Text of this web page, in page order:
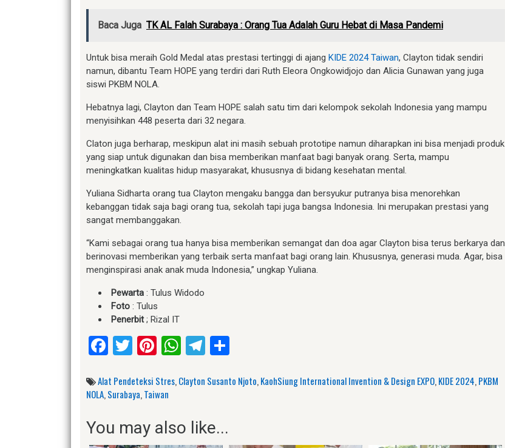
Baca Juga TK AL Falah Surabaya : Orang Tua Adalah Guru Hebat di Masa Pandemi
Untuk bisa meraih Gold Medal atas prestasi tertinggi di ajang KIDE 2024 Taiwan, Clayton tidak sendiri
namun, dibantu Team HOPE yang terdiri dari Ruth Eleora Ongkowidjojo dan Alicia Gunawan yang juga
siswi PKBM NOLA.
Hebatnya lagi, Clayton dan Team HOPE salah satu tim dari kelompok sekolah Indonesia yang mampu
menyisihkan 448 peserta dari 32 negara.
Claton juga berharap, meskipun alat ini masih sebuah prototipe namun diharapkan ini bisa menjadi produk
yang siap untuk digunakan dan bisa memberikan manfaat bagi banyak orang. Serta, mampu
meningkatkan kualitas hidup masyarakat, khususnya di bidang kesehatan mental.
Yuliana Sidharta orang tua Clayton mengaku bangga dan bersyukur putranya bisa menorehkan
kebanggan tidak saja bagi orang tua, sekolah tapi juga bangsa Indonesia. Ini merupakan prestasi yang
sangat membanggakan.
“Kami sebagai orang tua hanya bisa memberikan semangat dan doa agar Clayton bisa terus berkarya dan
berinovasi memberikan yang terbaik serta manfaat bagi orang lain. Khususnya, generasi muda. Agar, bisa
menginspirasi anak anak muda Indonesia,” ungkap Yuliana.
Pewarta : Tulus Widodo
Foto : Tulus
Penerbit; Rizal IT
Facebook
Twitter
Pinterest
WhatsApp
Telegram
Alat Pendeteksi Stres,Clayton Susanto Njoto,KaohSiung International Invention & Design EXPO,KIDE 2024,PKBM
NOLA,Surabaya,Taiwan
You may also like...